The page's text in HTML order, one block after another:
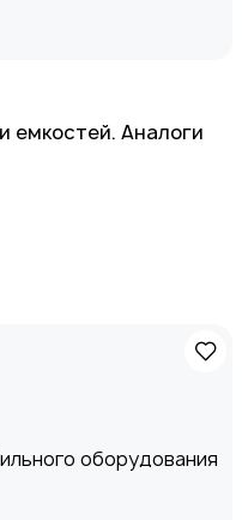
емкостей. Аналоги